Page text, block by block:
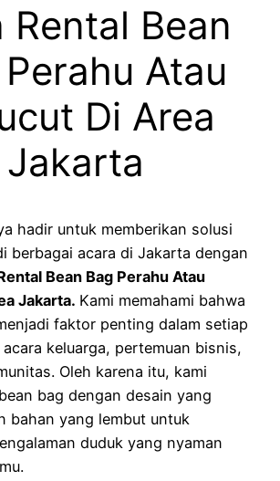
Rental Bean
Atau
Di Area
Jakarta
hadir untuk memberikan solusi
berbagai acara di Jakarta dengan
Bean Bag Perahu Atau
Jakarta. Kami memahami bahwa
faktor penting dalam setiap
keluarga, pertemuan bisnis,
Oleh karena itu, kami
bag dengan desain yang
bahan yang lembut untuk
duduk yang nyaman